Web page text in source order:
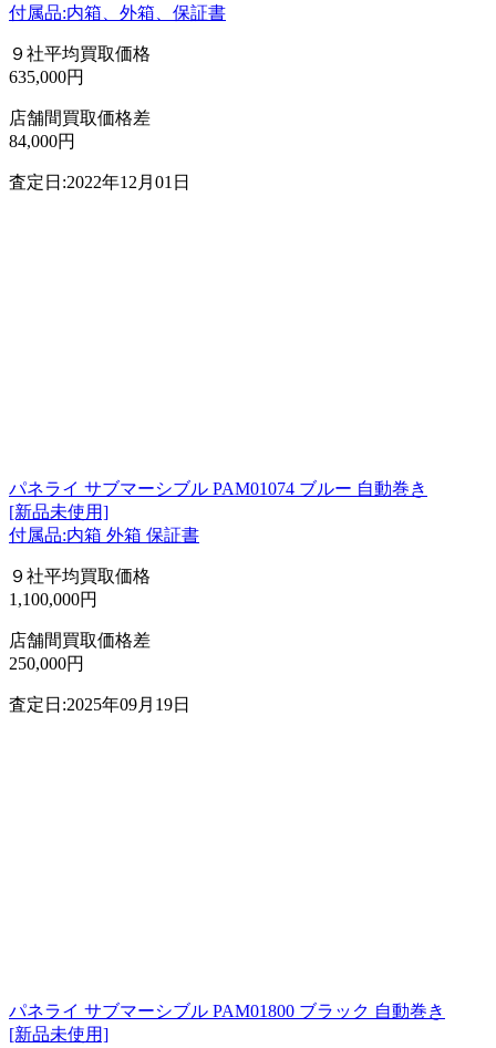
付属品:内箱、外箱、保証書
９社平均買取価格
635,000円
店舗間買取価格差
84,000円
査定日:2022年12月01日
パネライ サブマーシブル PAM01074 ブルー 自動巻き
[新品未使用]
付属品:内箱 外箱 保証書
９社平均買取価格
1,100,000円
店舗間買取価格差
250,000円
査定日:2025年09月19日
パネライ サブマーシブル PAM01800 ブラック 自動巻き
[新品未使用]